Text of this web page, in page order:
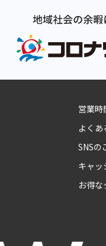
営業時
よく
SNSの
キャッ
お得な